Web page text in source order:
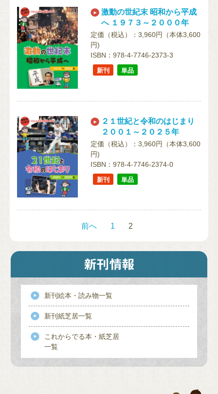
激動の世紀末 昭和から平成
へ １９７３～２０００年
定価（税込）：3,960円（本体3,600
円)
ISBN：978-4-7746-2373-3
新刊 単品
２１世紀と令和のはじまり
２００１～２０２５年
定価（税込）：3,960円（本体3,600
円)
ISBN：978-4-7746-2374-0
新刊 単品
前へ 1 2
新刊絵本・読み物一覧
新刊紙芝居一覧
これからでる本・紙芝居
一覧